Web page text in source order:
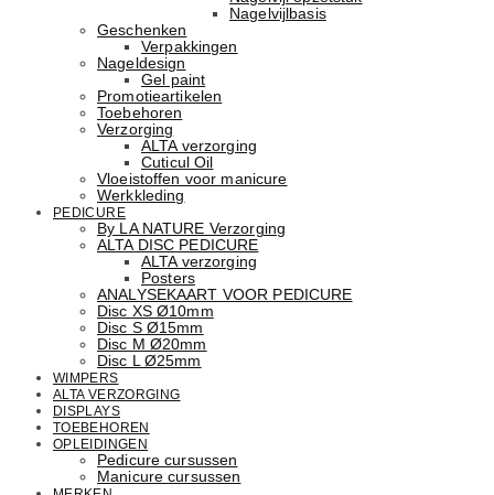
Nagelvijlbasis
Geschenken
Verpakkingen
Nageldesign
Gel paint
Promotieartikelen
Toebehoren
Verzorging
ALTA verzorging
Cuticul Oil
Vloeistoffen voor manicure
Werkkleding
PEDICURE
By LA NATURE Verzorging
ALTA DISC PEDICURE
ALTA verzorging
Posters
ANALYSEKAART VOOR PEDICURE
Disc XS Ø10mm
Disc S Ø15mm
Disc M Ø20mm
Disc L Ø25mm
WIMPERS
ALTA VERZORGING
DISPLAYS
TOEBEHOREN
OPLEIDINGEN
Pedicure cursussen
Manicure cursussen